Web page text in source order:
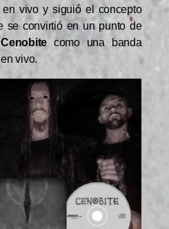
vivo y siguió el concepto
se convirtió en un punto de
Cenobite como una banda
vivo.